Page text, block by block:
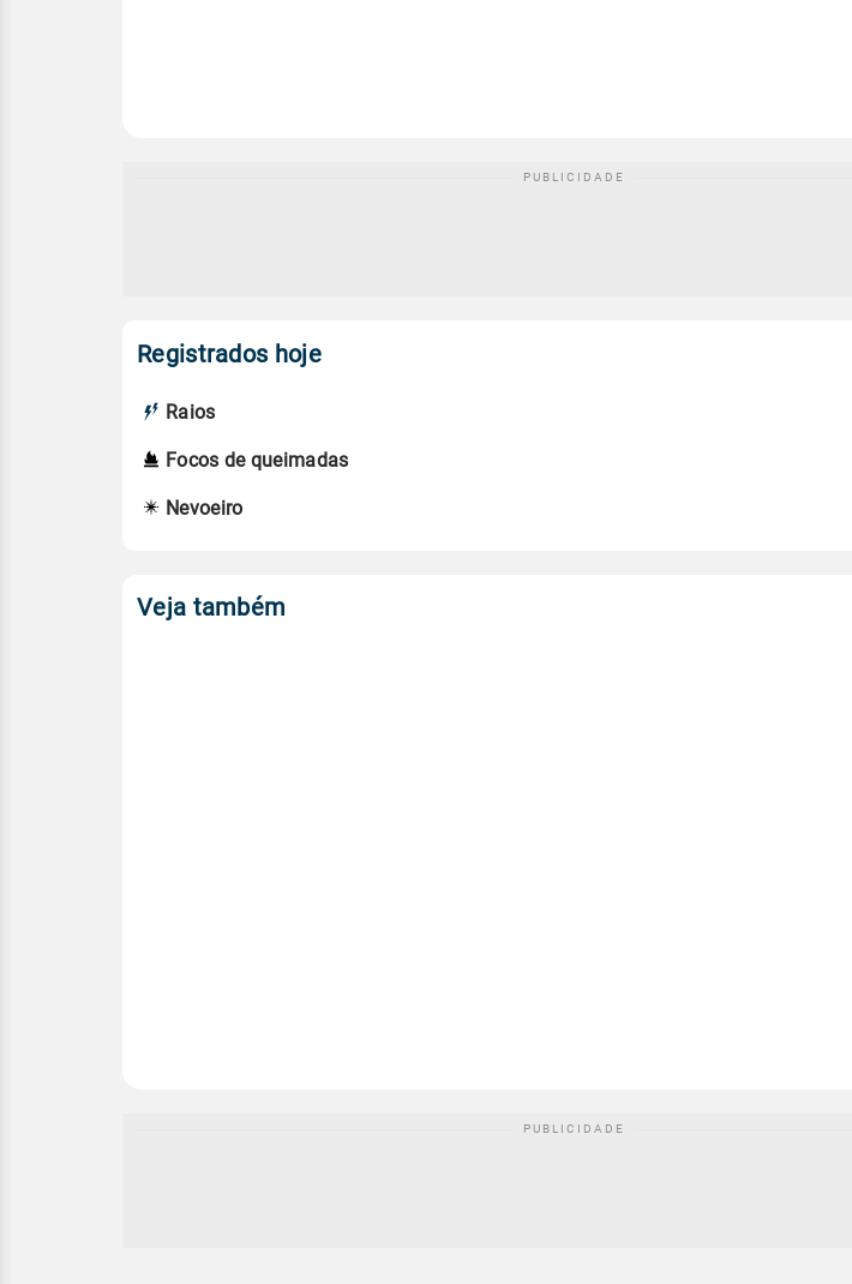
Registrados hoje
Raios
Focos de queimadas
Nevoeiro
Veja também